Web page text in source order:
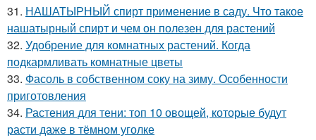
31. НАШАТЫРНЫЙ спирт применение в саду. Что такое
нашатырный спирт и чем он полезен для растений
32. Удобрение для комнатных растений. Когда
подкармливать комнатные цветы
33. Фасоль в собственном соку на зиму. Особенности
приготовления
34. Растения для тени: топ 10 овощей, которые будут
расти даже в тёмном уголке